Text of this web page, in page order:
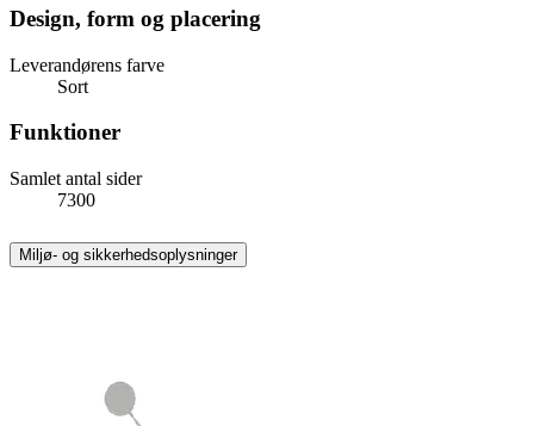
Design, form og placering
Leverandørens farve
Sort
Funktioner
Samlet antal sider
7300
Miljø- og sikkerhedsoplysninger